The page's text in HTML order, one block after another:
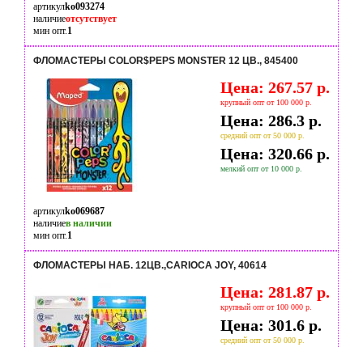
артикулko093274
наличиеотсутствует
мин опт.1
ФЛОМАСТЕРЫ COLOR$PEPS MONSTER 12 ЦВ., 845400
Цена: 267.57 р.
крупный опт от 100 000 р.
Цена: 286.3 р.
средний опт от 50 000 р.
Цена: 320.66 р.
мелкий опт от 10 000 р.
артикулko069687
наличиев наличии
мин опт.1
ФЛОМАСТЕРЫ НАБ. 12ЦВ.,CARIOCA JOY, 40614
Цена: 281.87 р.
крупный опт от 100 000 р.
Цена: 301.6 р.
средний опт от 50 000 р.